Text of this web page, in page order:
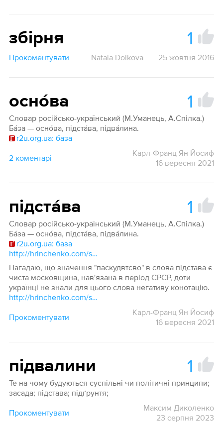
збірня 1
Прокоментувати Natala Doikova 25 жовтня 2016
осно́ва 1
Словар російсько-український (М.Уманець, А.Спілка.)
Ба́за — осно́ва, підста́ва, підва́лина.
r2u.org.ua: база
2 коментарі
Карл-Франц Ян Йосиф
16 вересня 2021
підста́ва 1
Словар російсько-український (М.Уманець, А.Спілка.)
Ба́за — осно́ва, підста́ва, підва́лина.
r2u.org.ua: база
http://hrinchenko.com/slovar/znachenie-slova/39394-pidstava.html#show_point
Нагадаю, що значення "паскудвтсво" в слова підстава є
чиста московщина, нав'язана в період СРСР, доти
українці не знали для цього слова негативу конотацію.
http://hrinchenko.com/slovar/znachenie-slova/39396-pidstavljaty.html#show_point
Прокоментувати
Карл-Франц Ян Йосиф
16 вересня 2021
підвалини 1
Те на чому будуються суспільні чи політичні принципи;
засада; підстава; підґрунтя;
Прокоментувати
Максим Диколенко
23 серпня 2023